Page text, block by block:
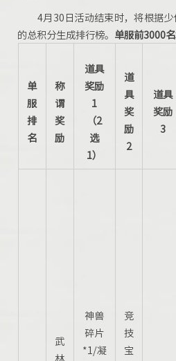
4月30日活动结束时，将根据少
的总积分生成排行榜。 单服前3000名
单
服
排
名
称
谓
奖
励
道具
奖励
1
（2
选
1）
道
具
奖
励
2
道具
奖励
3
武
林
神兽
碎片
*1/凝
竞
技
宝